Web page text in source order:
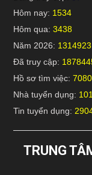
Hôm nay: 1534
Hôm qua: 3438
Năm 2026: 1314923
Đã truy cập:
Hồ sơ tìm việc: 7080
Nhà tuyển dụng:
Tin tuyển dụng:
TRUNG